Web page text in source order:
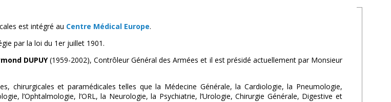
est intégré au Centre Médical Europe.
par la loi du 1er juillet 1901.
DUPUY(1959-2002), Contrôleur Général des Armées et il est présidé actuellement par Monsieur
chirurgicales et paramédicales telles que la Médecine Générale, la Cardiologie, la Pneumologie,
l’Ophtalmologie, l’ORL, la Neurologie, la Psychiatrie, l’Urologie, Chirurgie Générale, Digestive et